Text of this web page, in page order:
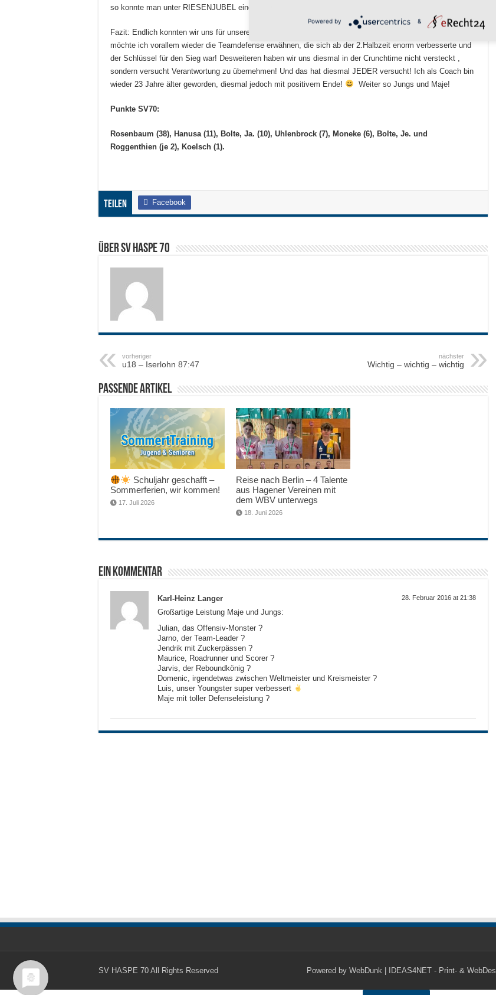
so konnte man unter RIESENJUBEL einen 77:76 Sieg bejubeln!
Fazit: Endlich konnten wir uns für unseren Einsatz belohnen und einen knappen Sieg erlangen! Hier
möchte ich vorallem wieder die Teamdefense erwähnen, die sich ab der 2.Halbzeit enorm verbesserte und
der Schlüssel für den Sieg war! Desweiteren haben wir uns diesmal in der Crunchtime nicht versteckt ,
sondern versucht Verantwortung zu übernehmen! Und das hat diesmal JEDER versucht! Ich als Coach bin
wieder 23 Jahre älter geworden, diesmal jedoch mit positivem Ende!
Weiter so Jungs und Maje!
Punkte SV70:
Rosenbaum (38), Hanusa (11), Bolte, Ja. (10), Uhlenbrock (7), Moneke (6), Bolte, Je. und
Roggenthien (je 2), Koelsch (1).
Teilen Facebook
Über SV HASPE 70
vorheriger
u18 – Iserlohn 87:47
nächster
Wichtig – wichtig – wichtig
Passende Artikel
Schuljahr geschafft –
Sommerferien, wir kommen!
17. Juli 2026
Reise nach Berlin – 4 Talente
aus Hagener Vereinen mit
dem WBV unterwegs
18. Juni 2026
Ein Kommentar
Karl-Heinz Langer 28. Februar 2016 at 21:38
Großartige Leistung Maje und Jungs:
Julian, das Offensiv-Monster ?
Jarno, der Team-Leader ?
Jendrik mit Zuckerpässen ?
Maurice, Roadrunner und Scorer ?
Jarvis, der Reboundkönig ?
Domenic, irgendetwas zwischen Weltmeister und Kreismeister ?
Luis, unser Youngster super verbessert
Maje mit toller Defenseleistung ?
Powered by WebDunk | IDEAS4NET - Print- &
SV HASPE 70 All Rights Reserved
Powered by &